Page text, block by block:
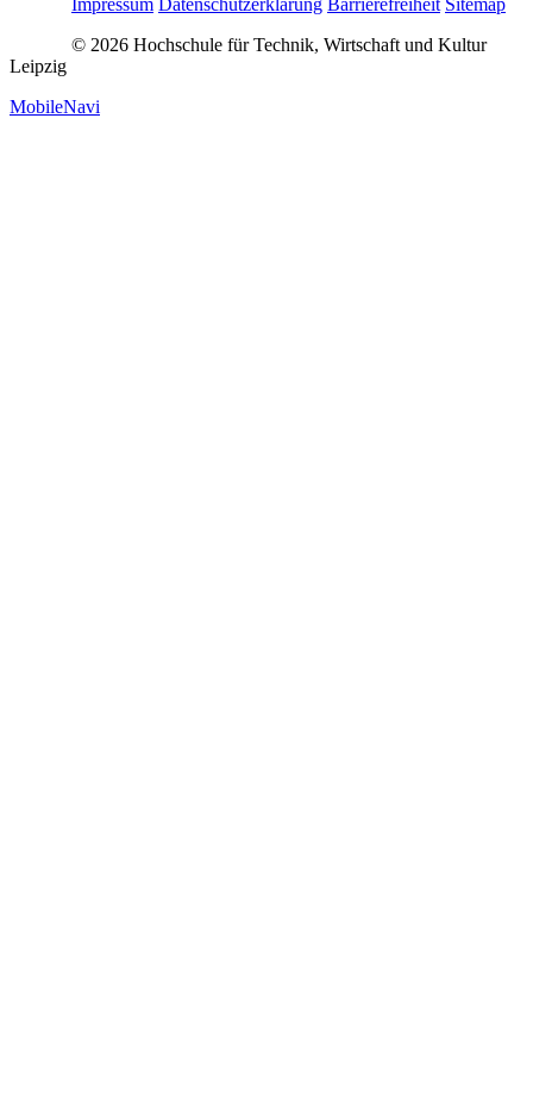
Impressum Datenschutzerklärung Barrierefreiheit Sitemap
© 2026 Hochschule für Technik, Wirtschaft und Kultur
Leipzig
MobileNavi